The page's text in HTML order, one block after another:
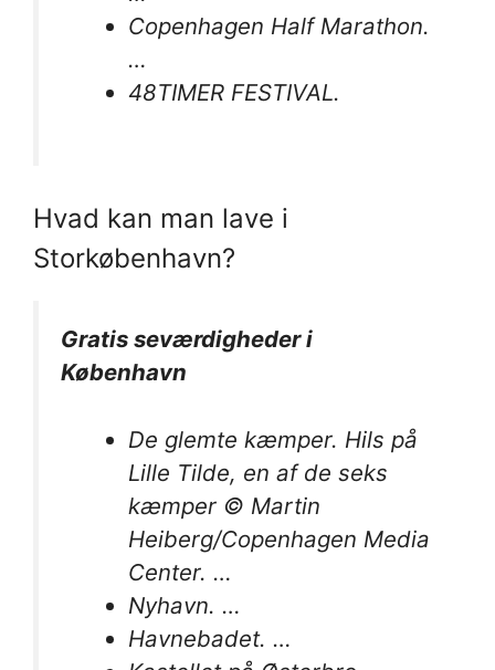
Copenhagen Half Marathon.
…
48TIMER FESTIVAL.
Hvad kan man lave i
Storkøbenhavn?
Gratis seværdigheder i
København
De glemte kæmper. Hils på
Lille Tilde, en af de seks
kæmper © Martin
Heiberg/Copenhagen Media
Center. …
Nyhavn. …
Havnebadet. …